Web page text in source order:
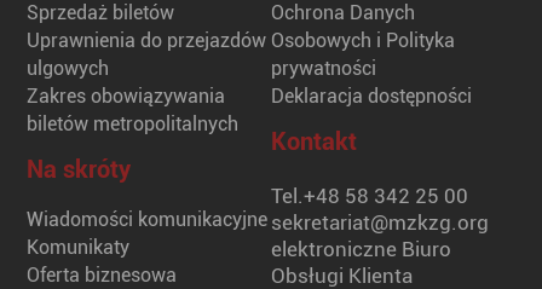
Sprzedaż biletów
Uprawnienia do przejazdów
ulgowych
Zakres obowiązywania
biletów metropolitalnych
Na skróty
Wiadomości komunikacyjne
Komunikaty
Oferta biznesowa
Ochrona Danych
Osobowych i Polityka
prywatności
Deklaracja dostępności
Kontakt
Tel.+48 58 342 25 00
sekretariat@mzkzg.org
elektroniczne Biuro
Obsługi Klienta